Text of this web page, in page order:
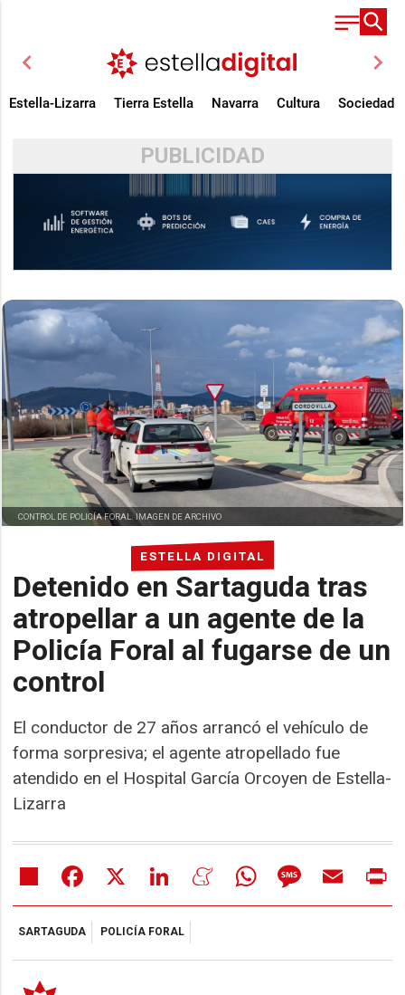
chevron_left chevron_right
Estella-Lizarra Tierra Estella Navarra Cultura Sociedad
PUBLICIDAD
ESTELLA DIGITAL
Detenido en Sartaguda tras
atropellar a un agente de la
Policía Foral al fugarse de un
control
El conductor de 27 años arrancó el vehículo de
forma sorpresiva; el agente atropellado fue
atendido en el Hospital García Orcoyen de Estella-
Lizarra
CONTROL DE POLICÍA FORAL. IMAGEN DE ARCHIVO
Share Facebook LinkedIn MeneameWhatsAppMessageEmail
SARTAGUDA POLICÍA FORAL